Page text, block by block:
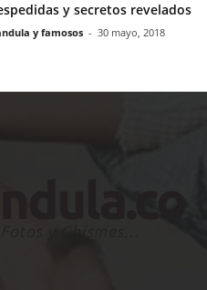
y secretos revelados
y famosos - 30 mayo, 2018